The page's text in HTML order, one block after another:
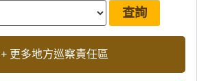
+ 更多地方巡察責任區